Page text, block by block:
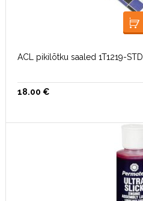
ACL pikilõtku saaled 1T1219-STD
18.00 €